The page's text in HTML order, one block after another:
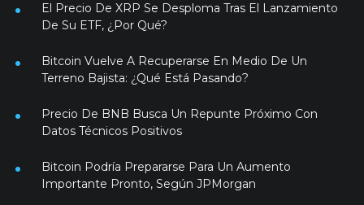
El Precio De XRP Se Desploma Tras El Lanzamiento
De Su ETF, ¿Por Qué?
Bitcoin Vuelve A Recuperarse En Medio De Un
Terreno Bajista: ¿Qué Está Pasando?
Precio De BNB Busca Un Repunte Próximo Con
Datos Técnicos Positivos
Bitcoin Podría Prepararse Para Un Aumento
Importante Pronto, Según JPMorgan